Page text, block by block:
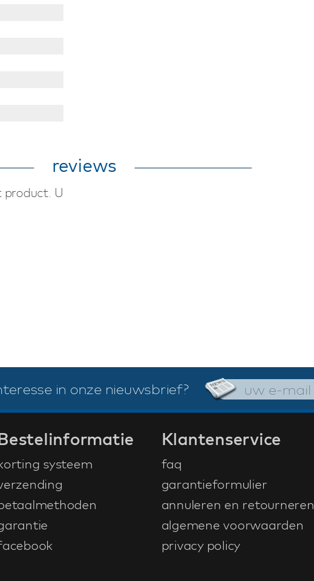
reviews
product. U
in onze nieuwsbrief?
systeem
Klantenservice
faq
garantieformulier
annuleren en retourneren
algemene voorwaarden
privacy policy